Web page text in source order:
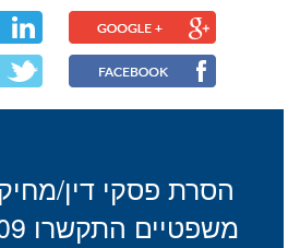
הסרת פסקי דין/
משפטיים התקשרו 0522508109